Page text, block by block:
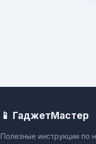
📱 ГаджетМастер
Полезные инструкции по